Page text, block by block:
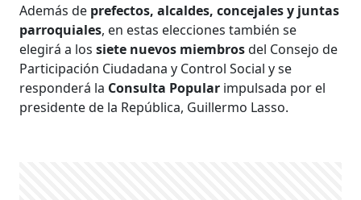
Además de prefectos, alcaldes, concejales y juntas
parroquiales, en estas elecciones también se
elegirá a los siete nuevos miembrosdel Consejo de
Participación Ciudadana y Control Social y se
responderá la Consulta Popular impulsada por el
presidente de la República, Guillermo Lasso.